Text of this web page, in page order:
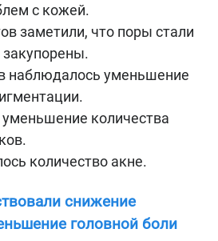
с кожей.
заметили, что поры стали
наблюдалось уменьшение
количества
количество акне.
снижение
головной боли